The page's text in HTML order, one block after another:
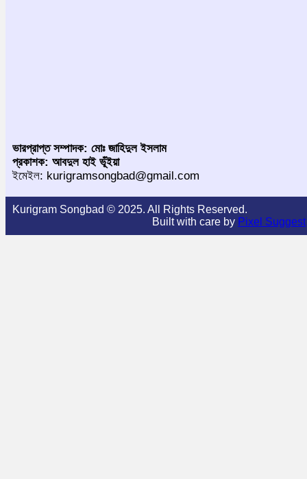
ভারপ্রাপ্ত সম্পাদক: মোঃ জাহিদুল ইসলাম
প্রকাশক: আবদুল হাই ভূঁইয়া
ইমেইল: kurigramsongbad@gmail.com
Kurigram Songbad © 2025. All Rights Reserved.
Built with care by Pixel Suggest